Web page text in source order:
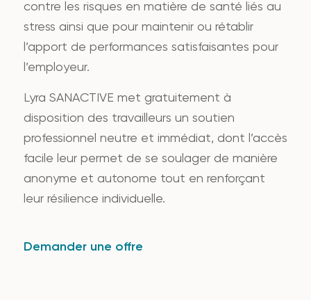
contre les risques en matière de santé liés au
stress ainsi que pour maintenir ou rétablir
l’apport de performances satisfaisantes pour
l’employeur.
Lyra SANACTIVE met gratuitement à
disposition des travailleurs un soutien
professionnel neutre et immédiat, dont l’accès
facile leur permet de se soulager de manière
anonyme et autonome tout en renforçant
leur résilience individuelle.
Demander une offre